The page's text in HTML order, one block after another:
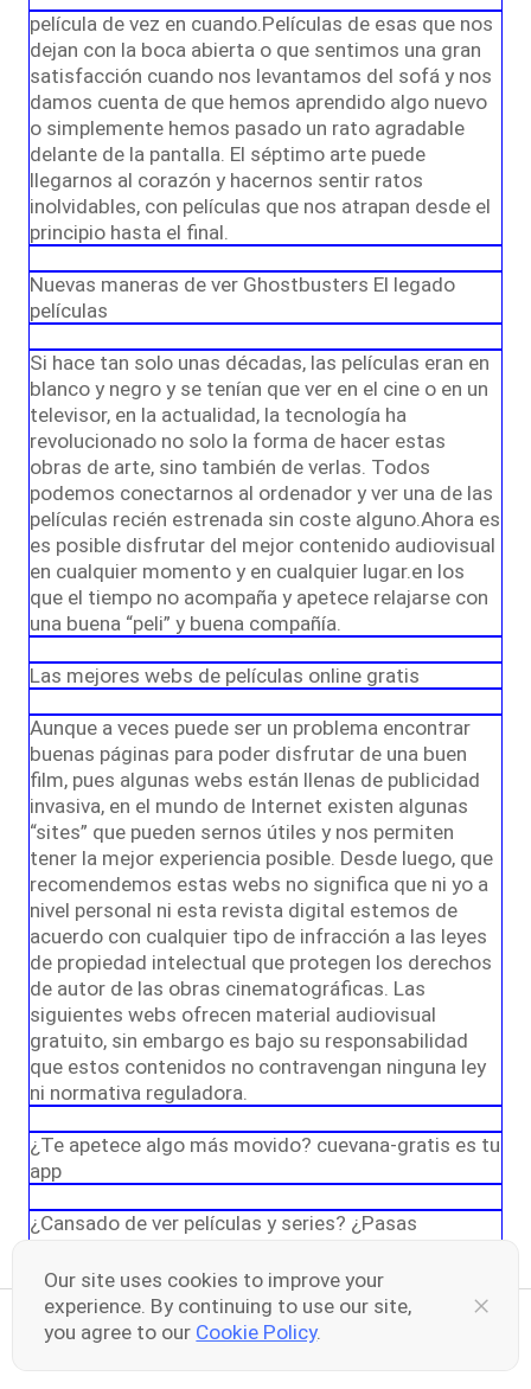
película de vez en cuando.Películas de esas que nos
dejan con la boca abierta o que sentimos una gran
satisfacción cuando nos levantamos del sofá y nos
damos cuenta de que hemos aprendido algo nuevo
o simplemente hemos pasado un rato agradable
delante de la pantalla. El séptimo arte puede
llegarnos al corazón y hacernos sentir ratos
inolvidables, con películas que nos atrapan desde el
principio hasta el final.
Nuevas maneras de ver Ghostbusters El legado
películas
Si hace tan solo unas décadas, las películas eran en
blanco y negro y se tenían que ver en el cine o en un
televisor, en la actualidad, la tecnología ha
revolucionado no solo la forma de hacer estas
obras de arte, sino también de verlas. Todos
podemos conectarnos al ordenador y ver una de las
películas recién estrenada sin coste alguno.Ahora es
es posible disfrutar del mejor contenido audiovisual
en cualquier momento y en cualquier lugar.en los
que el tiempo no acompaña y apetece relajarse con
una buena “peli” y buena compañía.
Las mejores webs de películas online gratis
Aunque a veces puede ser un problema encontrar
buenas páginas para poder disfrutar de una buen
film, pues algunas webs están llenas de publicidad
invasiva, en el mundo de Internet existen algunas
“sites” que pueden sernos útiles y nos permiten
tener la mejor experiencia posible. Desde luego, que
recomendemos estas webs no significa que ni yo a
nivel personal ni esta revista digital estemos de
acuerdo con cualquier tipo de infracción a las leyes
de propiedad intelectual que protegen los derechos
de autor de las obras cinematográficas. Las
siguientes webs ofrecen material audiovisual
gratuito, sin embargo es bajo su responsabilidad
que estos contenidos no contravengan ninguna ley
ni normativa reguladora.
¿Te apetece algo más movido? cuevana-gratis es tu
app
¿Cansado de ver películas y series? ¿Pasas
la tele? ¿Estás poco activo? Si las respuestas a
estas preguntas son afirmativas, quizás lo mejor
sea abrir horizontes, activarse y disfrutar de todo lo
Share your thoughts here
Our site uses cookies to improve your
experience. By continuing to use our site,
you agree to our Cookie Policy.